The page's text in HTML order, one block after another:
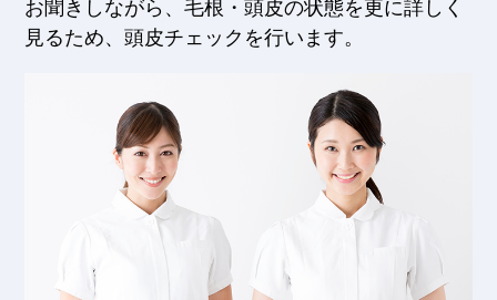
お聞きしながら、毛根・頭皮の状態を更に詳しく
見るため、頭皮チェックを行います。